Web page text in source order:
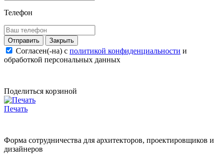
Телефон
Закрыть
Согласен(-на) c политикой конфиденциальности и
обработкой персональных данных
Поделиться корзиной
Печать
Форма сотрудничества для архитекторов, проектировщиков и
дизайнеров